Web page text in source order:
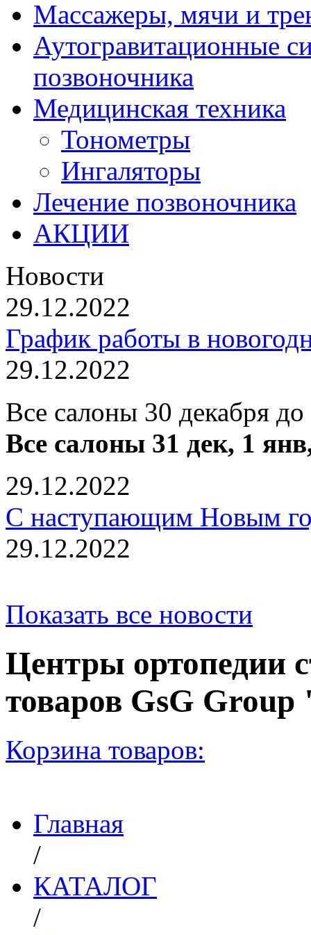
Массажеры, мячи и
Аутогравитационные
позвоночника
Медицинская техника
Тонометры
Ингаляторы
Лечение позвоночника
АКЦИИ
Новости
29.12.2022
График работы в
29.12.2022
Все салоны 30 декабря
Все салоны 31 дек, 1
29.12.2022
С наступающим Новым
29.12.2022
Показать все новости
Центры ортопедии
товаров GsG
Корзина товаров:
Главная
/
КАТАЛОГ
/